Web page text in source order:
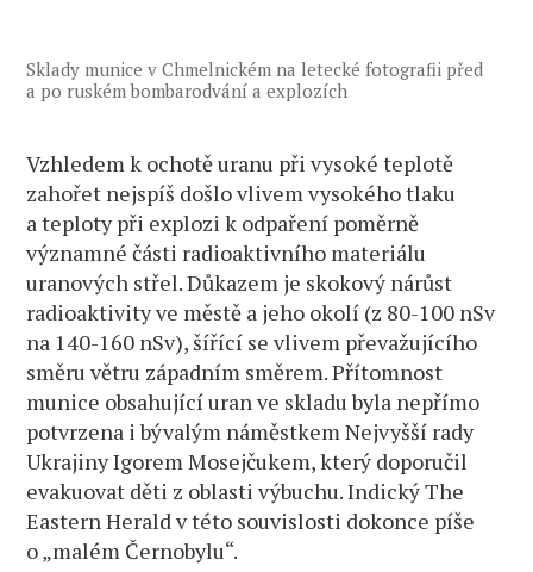
Sklady munice v Chmelnickém na letecké fotografii před
a po ruském bombarodvání a explozích
Vzhledem k ochotě uranu při vysoké teplotě
zahořet nejspíš došlo vlivem vysokého tlaku
a teploty při explozi k odpaření poměrně
významné části radioaktivního materiálu
uranových střel. Důkazem je skokový nárůst
radioaktivity ve městě a jeho okolí (z 80-100 nSv
na 140-160 nSv), šířící se vlivem převažujícího
směru větru západním směrem. Přítomnost
munice obsahující uran ve skladu byla nepřímo
potvrzena i bývalým náměstkem Nejvyšší rady
Ukrajiny Igorem Mosejčukem, který doporučil
evakuovat děti z oblasti výbuchu. Indický The
Eastern Herald v této souvislosti dokonce píše
o „malém Černobylu“.